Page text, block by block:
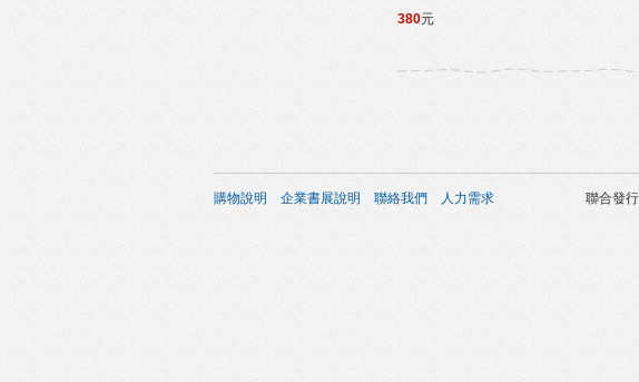
380元
購物說明 企業書展說明 聯絡我們 人力需求
聯合發